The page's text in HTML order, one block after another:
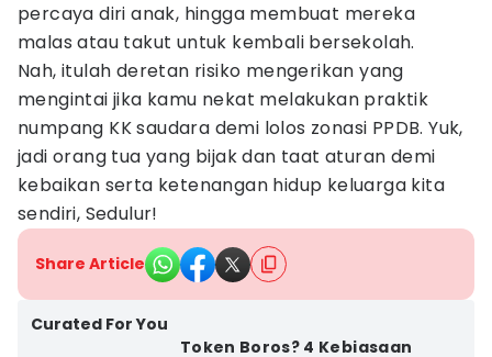
percaya diri anak, hingga membuat mereka
malas atau takut untuk kembali bersekolah.
Nah, itulah deretan risiko mengerikan yang
mengintai jika kamu nekat melakukan praktik
numpang KK saudara demi lolos zonasi PPDB. Yuk,
jadi orang tua yang bijak dan taat aturan demi
kebaikan serta ketenangan hidup keluarga kita
sendiri, Sedulur!
Share Article
Curated For You
Token Boros? 4 Kebiasaan